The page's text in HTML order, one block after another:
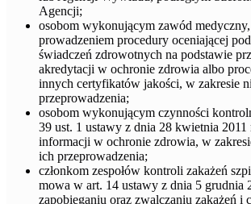
Agencji;
osobom wykonującym zawód
prowadzeniem procedury oceniającej
świadczeń zdrowotnych na podstawie
akredytacji w ochronie zdrowia albo
innych certyfikatów jakości, w zakresie
przeprowadzenia;
osobom wykonującym czynności
39 ust. 1 ustawy z dnia 28 kwietnia 2011
informacji w ochronie zdrowia, w
ich przeprowadzenia;
członkom zespołów kontroli zakażeń
mowa w art. 14 ustawy z dnia 5 grudnia
zapobieganiu oraz zwalczaniu zakażeń i